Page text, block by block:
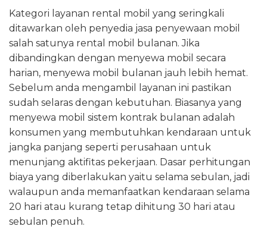
Kategori layanan rental mobil yang seringkali
ditawarkan oleh penyedia jasa penyewaan mobil
salah satunya rental mobil bulanan. Jika
dibandingkan dengan menyewa mobil secara
harian, menyewa mobil bulanan jauh lebih hemat.
Sebelum anda mengambil layanan ini pastikan
sudah selaras dengan kebutuhan. Biasanya yang
menyewa mobil sistem kontrak bulanan adalah
konsumen yang membutuhkan kendaraan untuk
jangka panjang seperti perusahaan untuk
menunjang aktifitas pekerjaan. Dasar perhitungan
biaya yang diberlakukan yaitu selama sebulan, jadi
walaupun anda memanfaatkan kendaraan selama
20 hari atau kurang tetap dihitung 30 hari atau
sebulan penuh.